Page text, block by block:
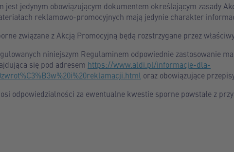
jest jedynym obowiązującym dokumentem określającym zasady
reklamowo-promocyjnych mają jedynie charakter
związane z Akcją Promocyjną będą rozstrzygane przez
niniejszym Regulaminem odpowiednie zastosowanie
się pod adresem https://www.aldi.pl/informacje-dla-
oraz obowiązujące
odpowiedzialności za ewentualne kwestie sporne powstałe z